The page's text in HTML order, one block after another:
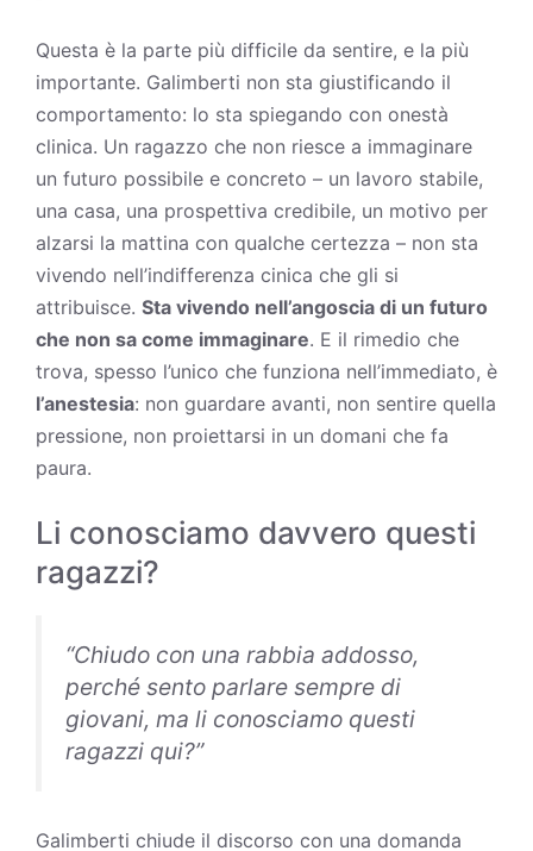
Questa è la parte più difficile da sentire, e la più
importante. Galimberti non sta giustificando il
comportamento: lo sta spiegando con onestà
clinica. Un ragazzo che non riesce a immaginare
un futuro possibile e concreto – un lavoro stabile,
una casa, una prospettiva credibile, un motivo per
alzarsi la mattina con qualche certezza – non sta
vivendo nell’indifferenza cinica che gli si
attribuisce. Sta vivendo nell’angoscia di un futuro
che non sa come immaginare. E il rimedio che
trova, spesso l’unico che funziona nell’immediato, è
l’anestesia: non guardare avanti, non sentire quella
pressione, non proiettarsi in un domani che fa
paura.
Li conosciamo davvero questi
ragazzi?
“Chiudo con una rabbia addosso,
perché sento parlare sempre di
giovani, ma li conosciamo questi
ragazzi qui?”
Galimberti chiude il discorso con una domanda